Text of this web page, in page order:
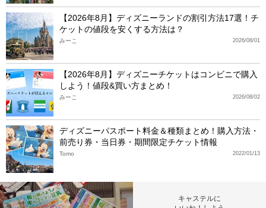
【2026年8月】ディズニーランドの割引方法17選！チ
ケットの値段を安くする方法は？
2026/08/01
みーこ
【2026年8月】ディズニーチケットはコンビニで購入
しよう！値段&買い方まとめ！
2026/08/02
みーこ
ディズニーパスポート料金＆種類まとめ！購入方法・
前売り券・当日券・期間限定チケット情報
2022/01/13
Tomo
キャステルに